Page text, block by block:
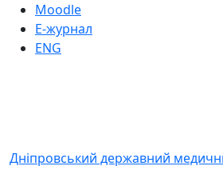
Moodle
Е-журнал
ENG
Дніпровський державний